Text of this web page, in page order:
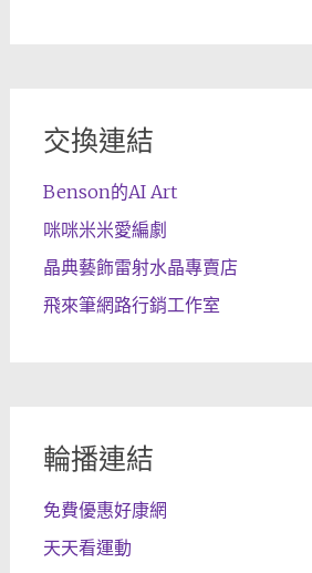
交換連結
Benson的AI Art
咪咪米米愛編劇
晶典藝飾雷射水晶專賣店
飛來筆網路行銷工作室
輪播連結
免費優惠好康網
天天看運動